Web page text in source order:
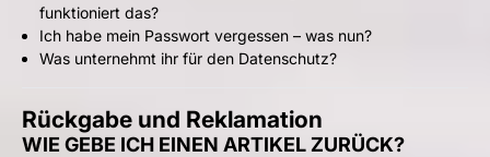
funktioniert das?
Ich habe mein Passwort vergessen – was nun?
Was unternehmt ihr für den Datenschutz?
Rückgabe und Reklamation
WIE GEBE ICH EINEN ARTIKEL ZURÜCK?